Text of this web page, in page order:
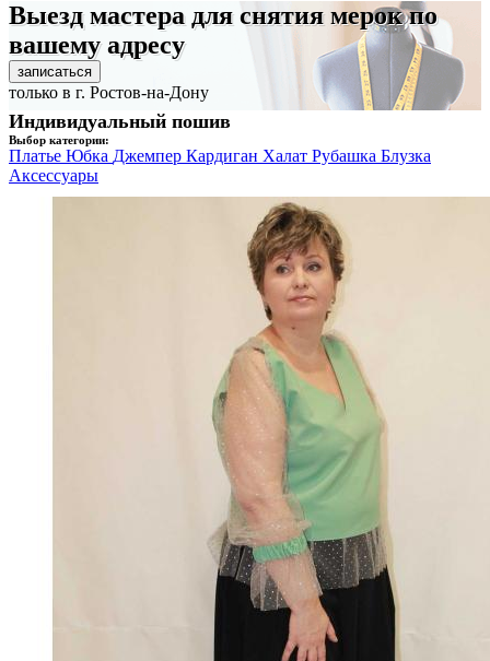
Выезд мастера для снятия мерок по
вашему адресу
записаться
только в г. Ростов-на-Дону
Индивидуальный пошив
Выбор категории:
Платье Юбка Джемпер Кардиган Халат Рубашка Блузка
Аксессуары